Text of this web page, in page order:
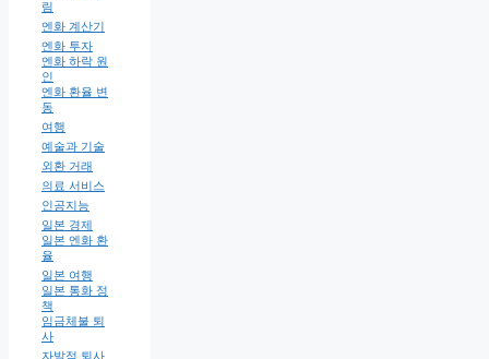
림
엔화 계산기
엔화 투자
엔화 하락 원
인
엔화 환율 변
동
여행
예술과 기술
외환 거래
의료 서비스
인공지능
일본 경제
일본 엔화 환
율
일본 여행
일본 통화 정
책
임금체불 퇴
사